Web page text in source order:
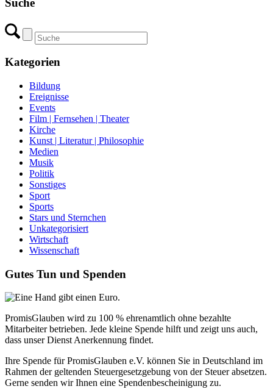
Suche
Kategorien
Bildung
Ereignisse
Events
Film | Fernsehen | Theater
Kirche
Kunst | Literatur | Philosophie
Medien
Musik
Politik
Sonstiges
Sport
Sports
Stars und Sternchen
Unkategorisiert
Wirtschaft
Wissenschaft
Gutes Tun und Spenden
PromisGlauben wird zu 100 % ehrenamtlich ohne bezahlte
Mitarbeiter betrieben. Jede kleine Spende hilft und zeigt uns auch,
dass unser Dienst Anerkennung findet.
Ihre Spende für PromisGlauben e.V. können Sie in Deutschland im
Rahmen der geltenden Steuergesetzgebung von der Steuer absetzen.
Gerne senden wir Ihnen eine Spendenbescheinigung zu.